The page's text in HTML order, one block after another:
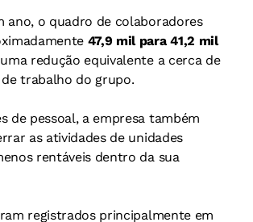
ano, o quadro de colaboradores
47,9 mil para 41,2 mil
redução equivalente a cerca de
trabalho do grupo.
de pessoal, a empresa também
as atividades de unidades
rentáveis dentro da sua
registrados principalmente em